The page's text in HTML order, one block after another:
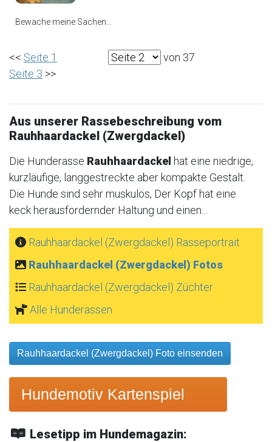
Bewache meine Sachen...
<< Seite 1
von 37
Seite 3 >>
Aus unserer Rassebeschreibung vom
Rauhhaardackel (Zwergdackel)
Die Hunderasse Rauhhaardackel hat eine niedrige,
kurzläufige, langgestreckte aber kompakte Gestalt.
Die Hunde sind sehr muskulös, Der Kopf hat eine
keck herausfordernder Haltung und einen...
Rauhhaardackel (Zwergdackel) Rasseportrait
Rauhhaardackel (Zwergdackel) Fotos
Rauhhaardackel (Zwergdackel) Züchter
Alle Hunderassen
Rauhhaardackel (Zwergdackel) Foto einsenden
Hundemotiv Kartenspiel
Lesetipp im Hundemagazin: